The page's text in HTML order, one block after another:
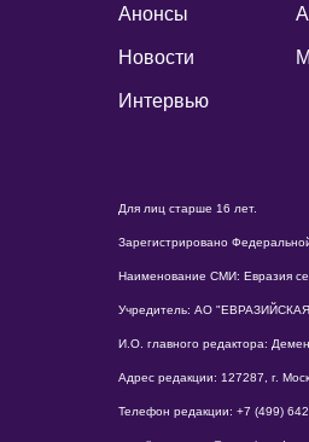
Анонсы
Новости
Интервью
Для лиц старше 16 лет.
Зарегистрировано
Наименование СМИ: Евразия
Учредитель: АО
И.О. главного редактора:
Адрес редакции: 127287, г.
Телефон редакции: +7 (499)